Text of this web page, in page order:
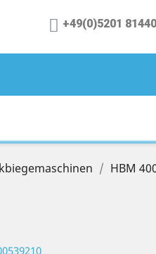
+49(0)5201 81440
HBM